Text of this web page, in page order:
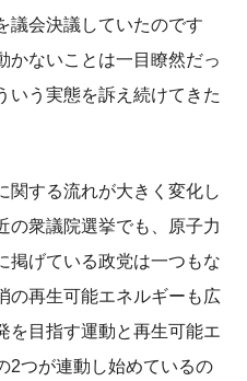
議会決議していたのです
かないことは一目瞭然だっ
いう実態を訴え続けてきた
する流れが大きく変化し
の衆議院選挙でも、原子力
掲げている政党は一つもな
の再生可能エネルギーも広
を目指す運動と再生可能エ
2つが連動し始めているの